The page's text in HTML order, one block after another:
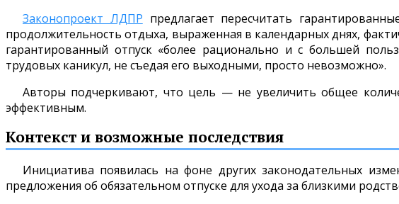
Законопроект ЛДПР предлагает пересчитать
продолжительность отдыха, выраженная в календарных днях,
гарантированный отпуск «более рационально и с большей
трудовых каникул, не съедая его выходными, просто невозможно».
Авторы подчеркивают, что цель — не увеличить общее
эффективным.
Контекст и возможные последствия
Инициатива появилась на фоне других законодательных
предложения об обязательном отпуске для ухода за близкими